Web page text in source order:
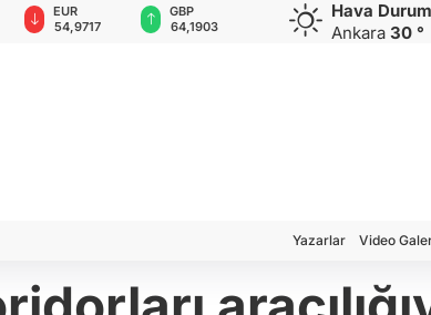
EUR
54,9717
GBP
64,1903
CHF
58,6811
CAD
Hava
Ankara 30 °
Yazarlar Video